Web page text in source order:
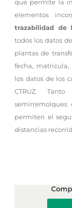
que permite la
elementos
trazabilidad de
todos los datos
plantas de
fecha,
los datos de los
CTRUZ.
permiten el
distancias